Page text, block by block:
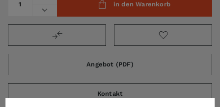
in den Warenkorb
Angebot (PDF)
Kontakt